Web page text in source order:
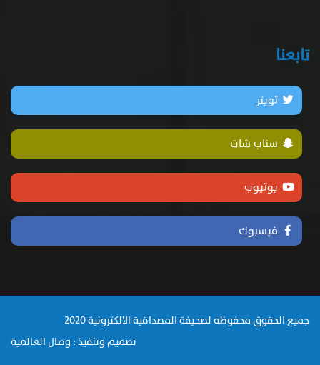
تابعنا
تويتر
سناب شات
يوتيوب
فيسبوك
جميع الحقوق محفوظه لصحيفة المصداقية الالكترونية 2020
تصميم وتنفيذ : وصال العالمية